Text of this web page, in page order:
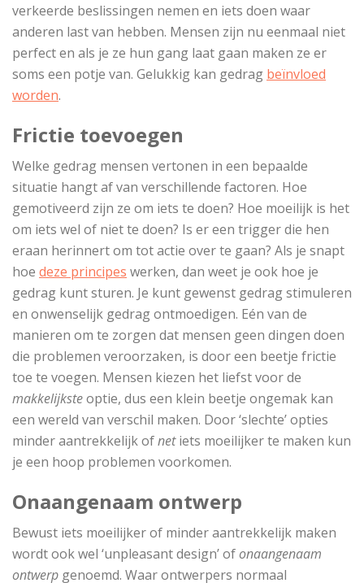
verkeerde beslissingen nemen en iets doen waar
anderen last van hebben. Mensen zijn nu eenmaal niet
perfect en als je ze hun gang laat gaan maken ze er
soms een potje van. Gelukkig kan gedrag beïnvloed
worden.
Frictie toevoegen
Welke gedrag mensen vertonen in een bepaalde
situatie hangt af van verschillende factoren. Hoe
gemotiveerd zijn ze om iets te doen? Hoe moeilijk is het
om iets wel of niet te doen? Is er een trigger die hen
eraan herinnert om tot actie over te gaan? Als je snapt
hoe deze principes werken, dan weet je ook hoe je
gedrag kunt sturen. Je kunt gewenst gedrag stimuleren
en onwenselijk gedrag ontmoedigen. Eén van de
manieren om te zorgen dat mensen geen dingen doen
die problemen veroorzaken, is door een beetje frictie
toe te voegen. Mensen kiezen het liefst voor de
makkelijksteoptie, dus een klein beetje ongemak kan
een wereld van verschil maken. Door ‘slechte’ opties
minder aantrekkelijk ofnetiets moeilijker te maken kun
je een hoop problemen voorkomen.
Onaangenaam ontwerp
Bewust iets moeilijker of minder aantrekkelijk maken
wordt ook wel ‘unpleasant design’ ofonaangenaam
ontwerp genoemd. Waar ontwerpers normaal